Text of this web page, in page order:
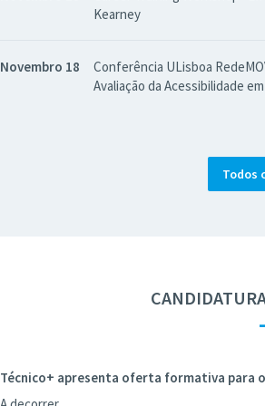
Kearney
Novembro 18
Conferência ULisboa
Avaliação da Acessibilidade
Todos
Técnico+ apresenta oferta formativa para